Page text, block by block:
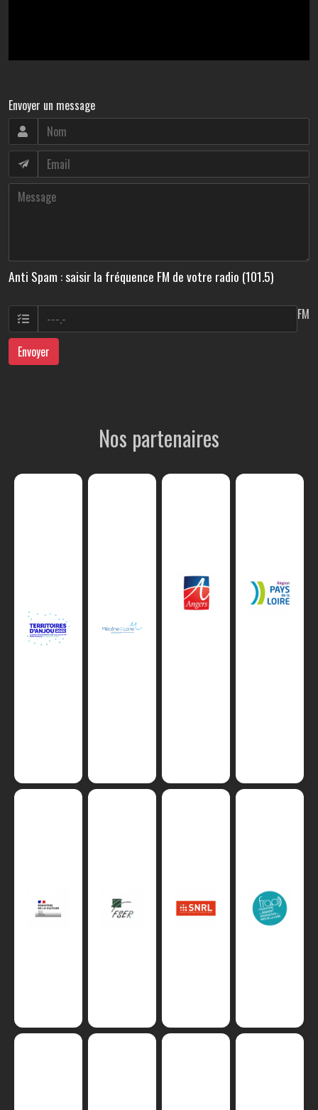
Envoyer un message
Anti Spam : saisir la fréquence FM de votre radio (101.5)
FM
Envoyer
Nos partenaires